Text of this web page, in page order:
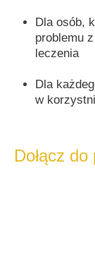
Dla osób,
problemu
leczenia
Dla
w
Dołącz